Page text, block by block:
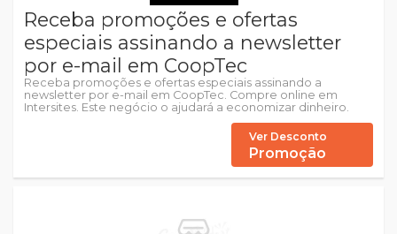
Receba promoções e ofertas
especiais assinando a newsletter
por e-mail em CoopTec
Receba promoções e ofertas especiais assinando a
newsletter por e-mail em CoopTec. Compre online em
Intersites. Este negócio o ajudará a economizar dinheiro.
Ver Desconto
Promoção